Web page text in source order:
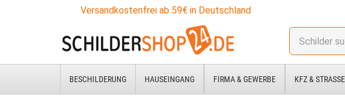
Versandkostenfrei ab 59€ in Deutschland
Stichwort:
BESCHILDERUNG HAUSEINGANG FIRMA & GEWERBE KFZ & STRASSE